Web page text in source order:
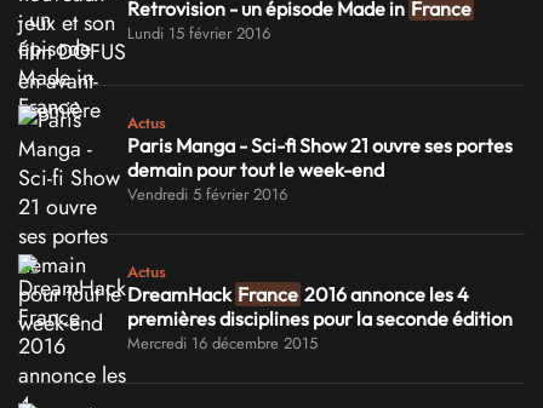
Retrovision - un épisode Made in France
Lundi 15 février 2016
Actus
Paris Manga - Sci-fi Show 21 ouvre ses portes
demain pour tout le week-end
Vendredi 5 février 2016
Actus
DreamHack France 2016 annonce les 4
premières disciplines pour la seconde édition
Mercredi 16 décembre 2015